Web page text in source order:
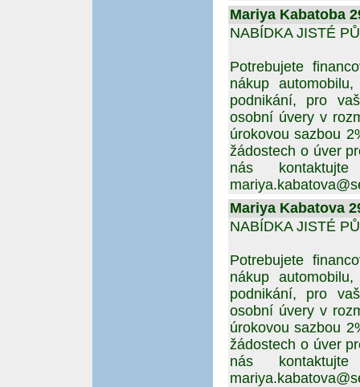
Mariya Kabatoba
NABÍDKA JISTÉ
Potrebujete
nákup
podnikání, pro
osobní úvery v
úrokovou sazbou
žádostech o úver
nás
Mariya Kabatova
NABÍDKA JISTÉ
Potrebujete
nákup
podnikání, pro
osobní úvery v
úrokovou sazbou
žádostech o úver
nás